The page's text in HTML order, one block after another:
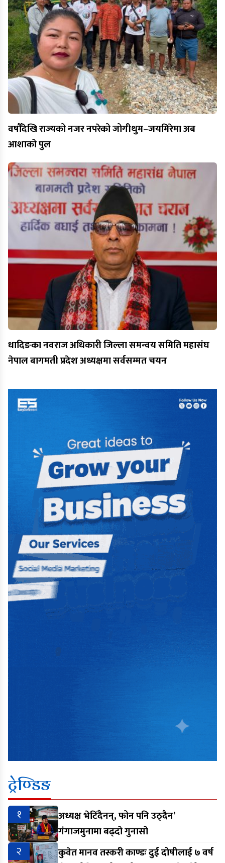
वर्षौँदेखि राज्यको नजर नपरेको जोगीथुम–जयमिरेमा अब
आशाको पुल
धादिङका नवराज अधिकारी जिल्ला समन्वय समिति महासंघ
नेपाल बागमती प्रदेश अध्यक्षमा सर्वसम्मत चयन
ट्रेण्डिङ
१
अध्यक्ष भेटिँदैनन्, फोन पनि उठ्दैन’
गंगाजमुनामा बढ्दो गुनासो
२
कुवेत मानव तस्करी काण्डः दुई दोषीलाई ७ वर्ष